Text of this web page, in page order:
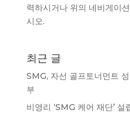
력하시거나 위의 네비게이
시오.
최근 글
SMG, 자선 골프토너먼트
부
비영리 ‘SMG 케어 재단’ 설